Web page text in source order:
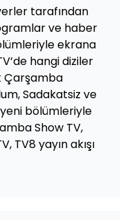
tarafından
ve haber
ekrana
hangi diziler
Çarşamba
Sadakatsiz ve
bölümleriyle
Show TV,
TV8 yayın akışı